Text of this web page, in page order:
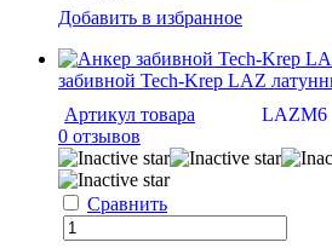
Добавить в избранное
забивной Tech-Krep LAZ
Артикул товара
LAZM6
0 отзывов
Сравнить